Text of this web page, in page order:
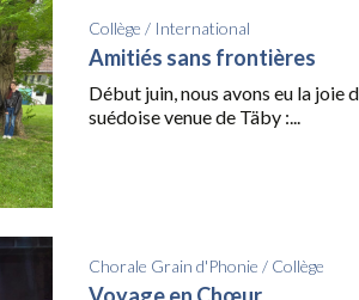
Collège / International
Amitiés sans frontières
Début juin, nous avons eu la joie
suédoise venue de Täby :...
Chorale Grain d'Phonie / Collège